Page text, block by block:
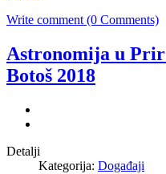
Write comment (0 Comments)
Astronomija u
Botoš 2018
Detalji
Kategorija: Događaji